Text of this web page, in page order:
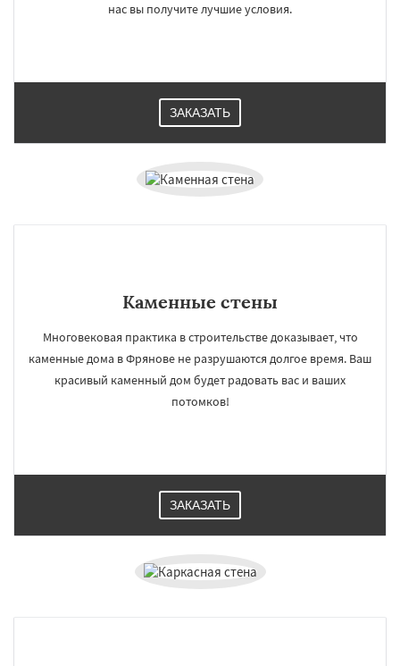
нас вы получите лучшие условия.
ЗАКАЗАТЬ
Каменные стены
Многовековая практика в строительстве доказывает, что
каменные дома в Фрянове не разрушаются долгое время. Ваш
красивый каменный дом будет радовать вас и ваших
потомков!
ЗАКАЗАТЬ